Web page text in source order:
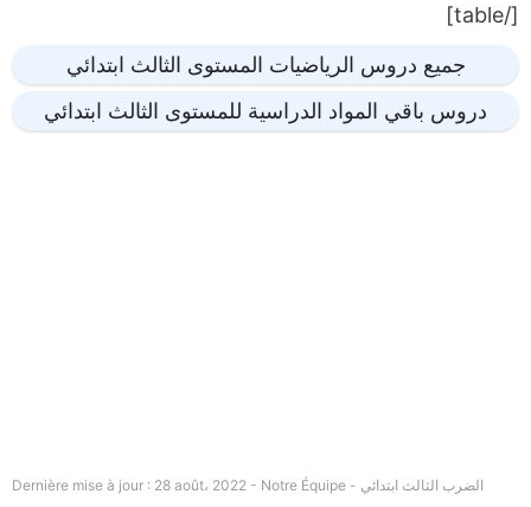
[/table]
جميع دروس الرياضيات المستوى الثالث ابتدائي
دروس باقي المواد الدراسية للمستوى الثالث ابتدائي
Dernière mise à jour : 28 août، 2022 - Notre Équipe - الضرب الثالث ابتدائي